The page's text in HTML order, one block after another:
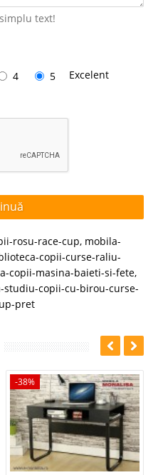
text!
4 5 Excelent
rosu-race-cup, mobila-
copii-curse-raliu-
copii-masina-baieti-si-fete,
studiu-copii-cu-birou-curse-
pret
-38%